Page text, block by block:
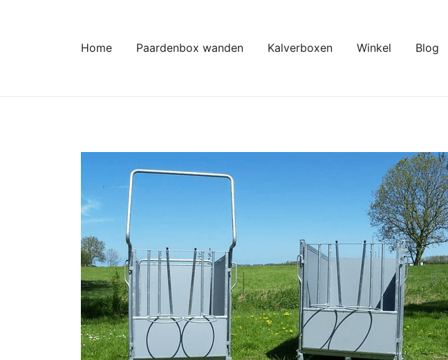
Home Paardenbox wanden Kalverboxen Winkel Blog